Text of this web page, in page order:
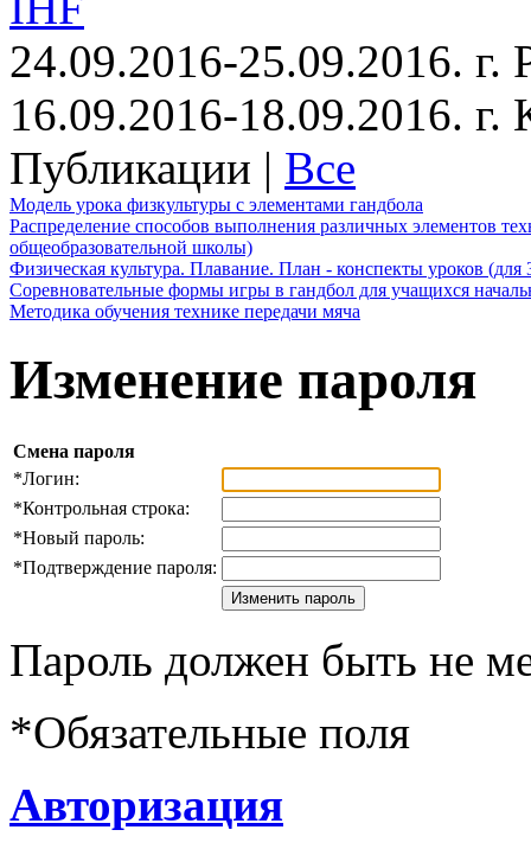
24.09.2016-25.09.2016. г.
16.09.2016-18.09.2016.
Публикации | Все
Модель урока физкультуры с элементами гандбола
Распределение способов выполнения различных элементов
общеобразовательной школы)
Физическая культура. Плавание. План - конспекты уроков (для
Соревновательные формы игры в гандбол для учащихся
Методика обучения технике передачи мяча
Изменение пароля
Смена пароля
*Логин:
*Контрольная строка:
*Новый пароль:
*Подтверждение пароля:
Пароль должен быть не
*Обязательные поля
Авторизация